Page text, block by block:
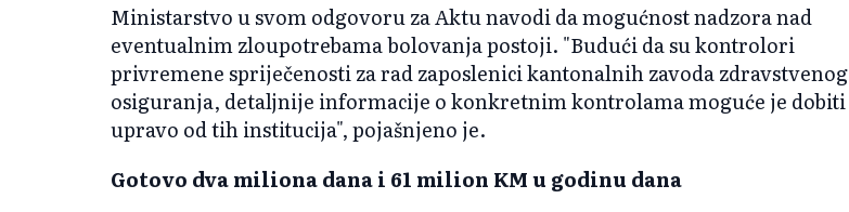
Ministarstvo u svom odgovoru za Aktu navodi da mogućnost nadzora nad
eventualnim zloupotrebama bolovanja postoji. "Budući da su kontrolori
privremene spriječenosti za rad zaposlenici kantonalnih zavoda zdravstvenog
osiguranja, detaljnije informacije o konkretnim kontrolama moguće je dobiti
upravo od tih institucija", pojašnjeno je.
Gotovo dva miliona dana i 61 milion KM u godinu dana​